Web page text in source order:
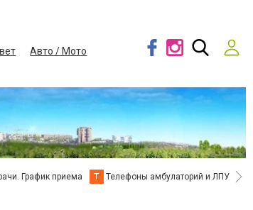
Авто / Мото
График приема Т Телефоны амбулаторий и ЛПУ В